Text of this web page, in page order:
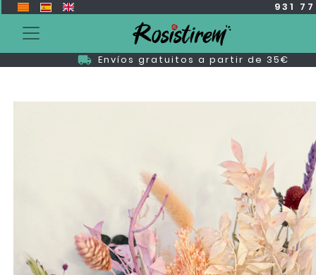
931
Envíos gratuitos a partir de 35€